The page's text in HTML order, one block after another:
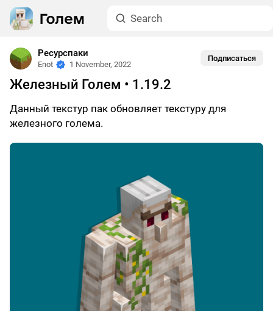
Ресурспаки
Enot 1 November, 2022
Подписаться
Железный Голем • 1.19.2
Данный текстур пак обновляет текстуру для
железного голема.